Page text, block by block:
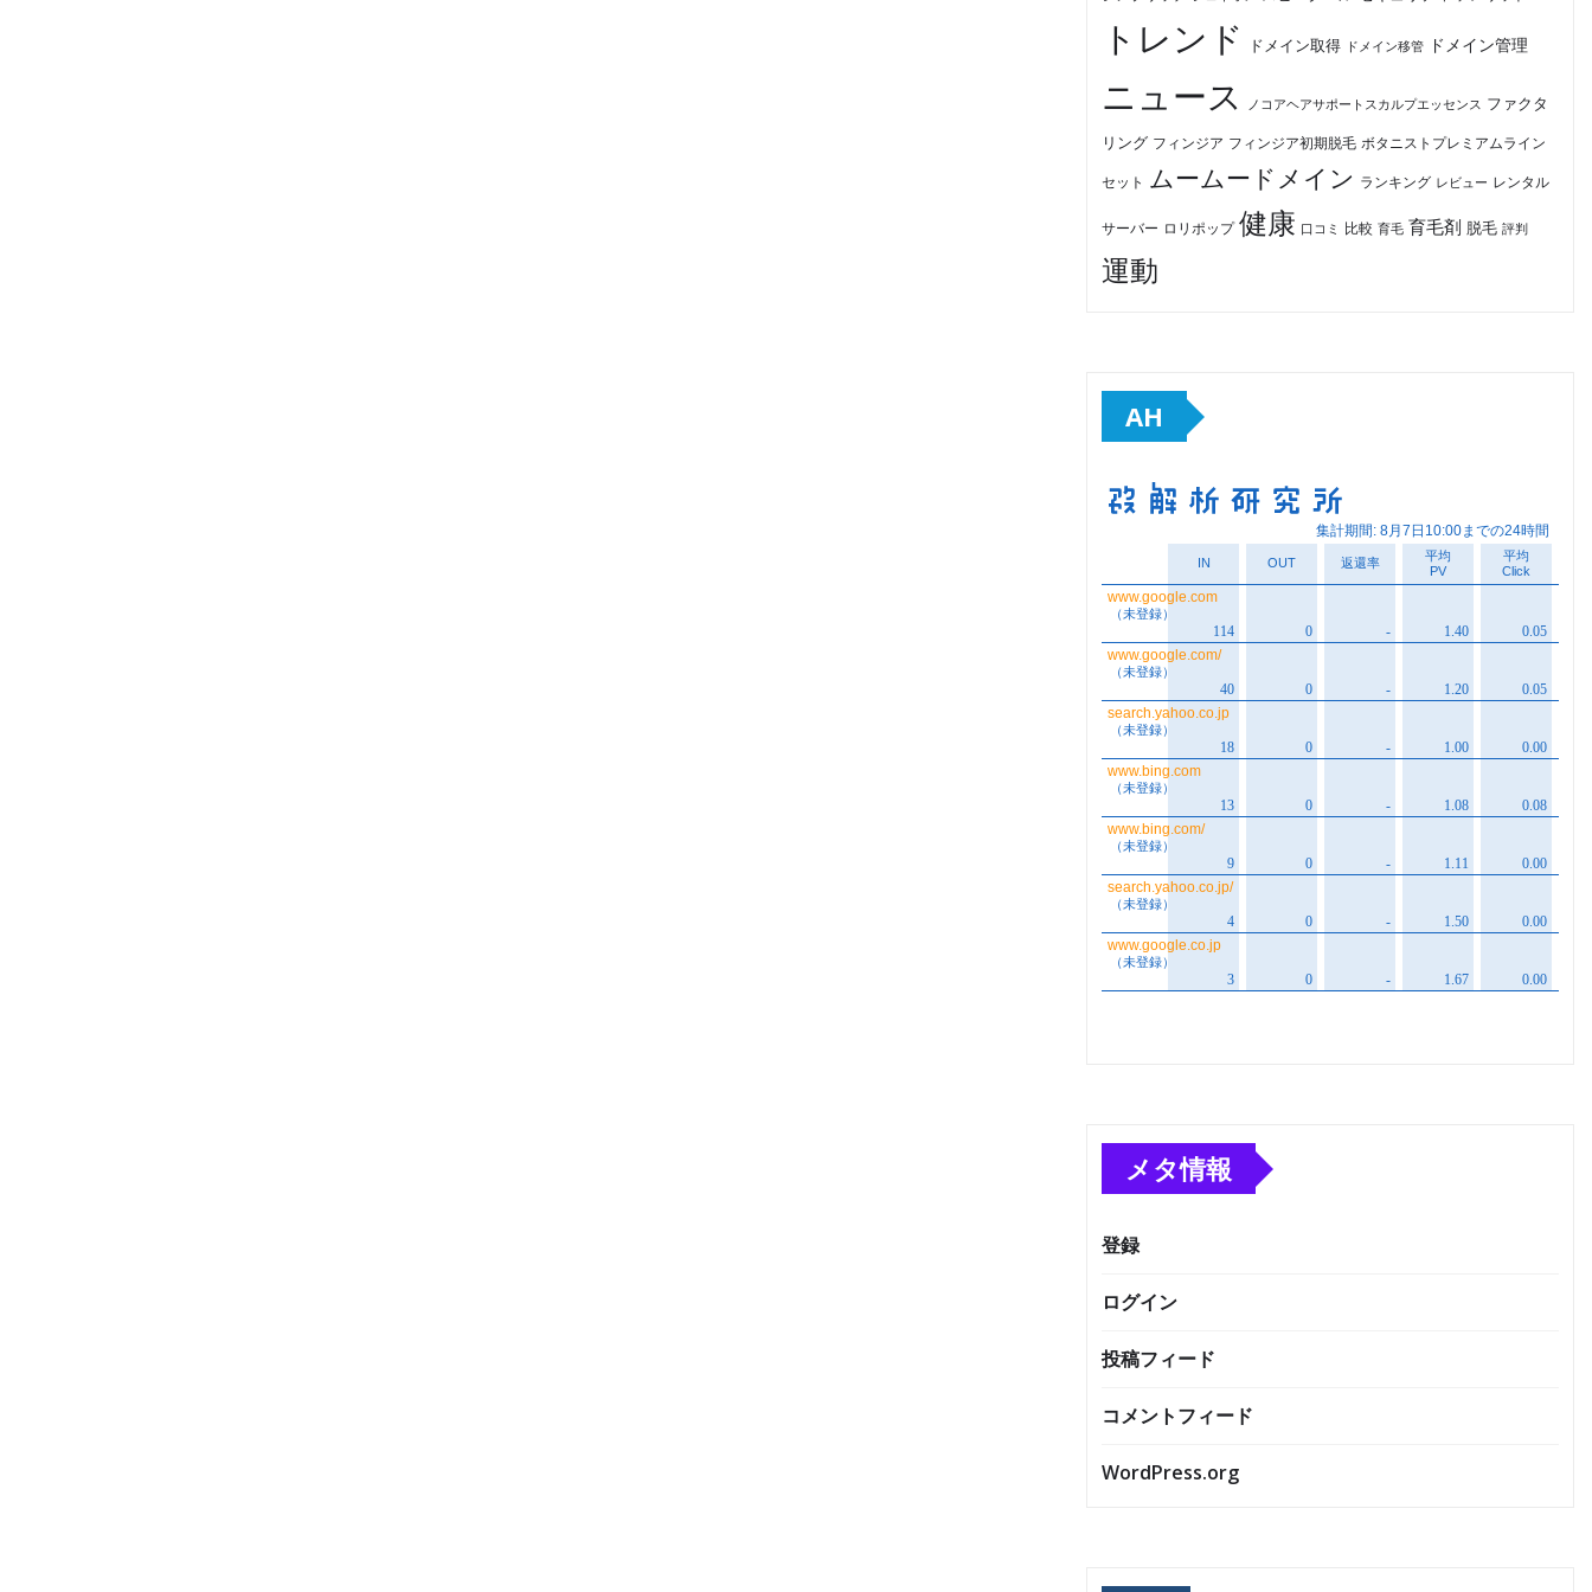
トレンド ドメイン取得 ドメイン移管 ドメイン管理
ニュース ノコアヘアサポートスカルプエッセンス ファクタ
リング フィンジア フィンジア初期脱毛 ボタニストプレミアムライン
セット ムームードメイン ランキング レビュー レンタル
サーバー ロリポップ 健康 口コミ 比較 育毛 育毛剤 脱毛 評判
運動
AH
メタ情報
登録
ログイン
投稿フィード
コメントフィード
WordPress.org